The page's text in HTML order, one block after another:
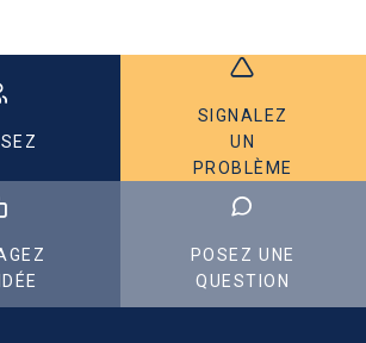
SIGNALEZ
UN
PROBLÈME
POSEZ UNE
QUESTION